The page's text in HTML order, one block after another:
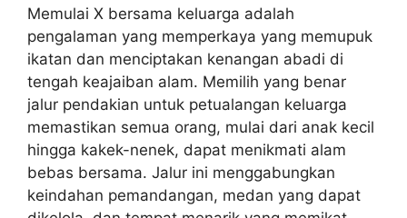
Memulai X bersama keluarga adalah
pengalaman yang memperkaya yang memupuk
ikatan dan menciptakan kenangan abadi di
tengah keajaiban alam. Memilih yang benar
jalur pendakian untuk petualangan keluarga
memastikan semua orang, mulai dari anak kecil
hingga kakek-nenek, dapat menikmati alam
bebas bersama. Jalur ini menggabungkan
keindahan pemandangan, medan yang dapat